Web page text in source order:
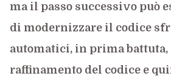
ma il passo successivo può
di modernizzare il codice
automatici, in prima battuta,
raffinamento del codice e